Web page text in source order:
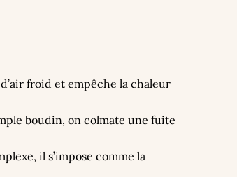
froid et empêche la chaleur
boudin, on colmate une fuite
il s’impose comme la